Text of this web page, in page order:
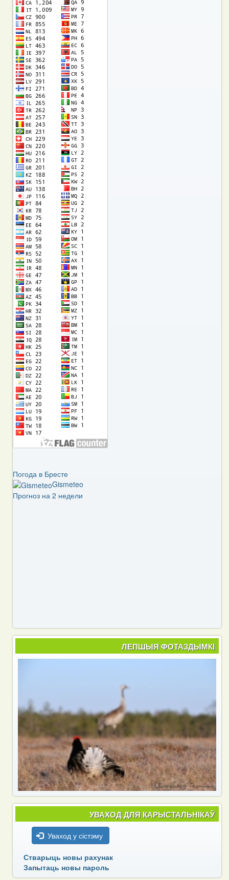
Погода в Бресте
Gismeteo
Прогноз на 2 недели
ЛЕПШЫЯ ФОТАЗДЫМКІ
УВАХОД ДЛЯ КАРЫСТАЛЬНІКАЎ
Уваход у сістэму
Стварыць новы рахунак
Запытаць новы пароль